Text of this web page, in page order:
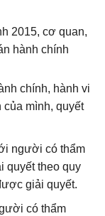
2015, cơ quan,
hành chính
chính, hành vi
của mình, quyết
người có thẩm
quyết theo quy
giải quyết.
có thẩm